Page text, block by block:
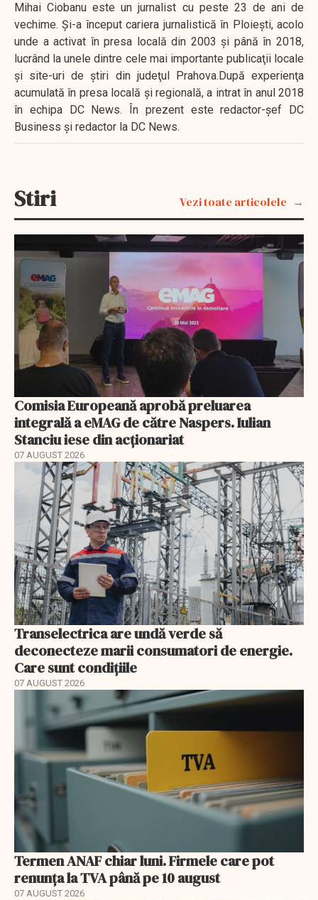
Mihai Ciobanu este un jurnalist cu peste 23 de ani de
vechime. Şi-a început cariera jurnalistică în Ploieşti, acolo
unde a activat în presa locală din 2003 şi până în 2018,
lucrând la unele dintre cele mai importante publicaţii locale
şi site-uri de ştiri din judeţul Prahova.După experienţa
acumulată în presa locală şi regională, a intrat în anul 2018
în echipa DC News. În prezent este redactor-şef DC
Business şi redactor la DC News.
Stiri Vezi toate articolele
Comisia Europeană aprobă preluarea
integrală a eMAG de către Naspers. Iulian
Stanciu iese din acționariat
07 AUGUST 2026
Transelectrica are undă verde să
deconecteze marii consumatori de energie.
Care sunt condițiile
07 AUGUST 2026
Termen ANAF chiar luni. Firmele care pot
renunța la TVA până pe 10 august
07 AUGUST 2026